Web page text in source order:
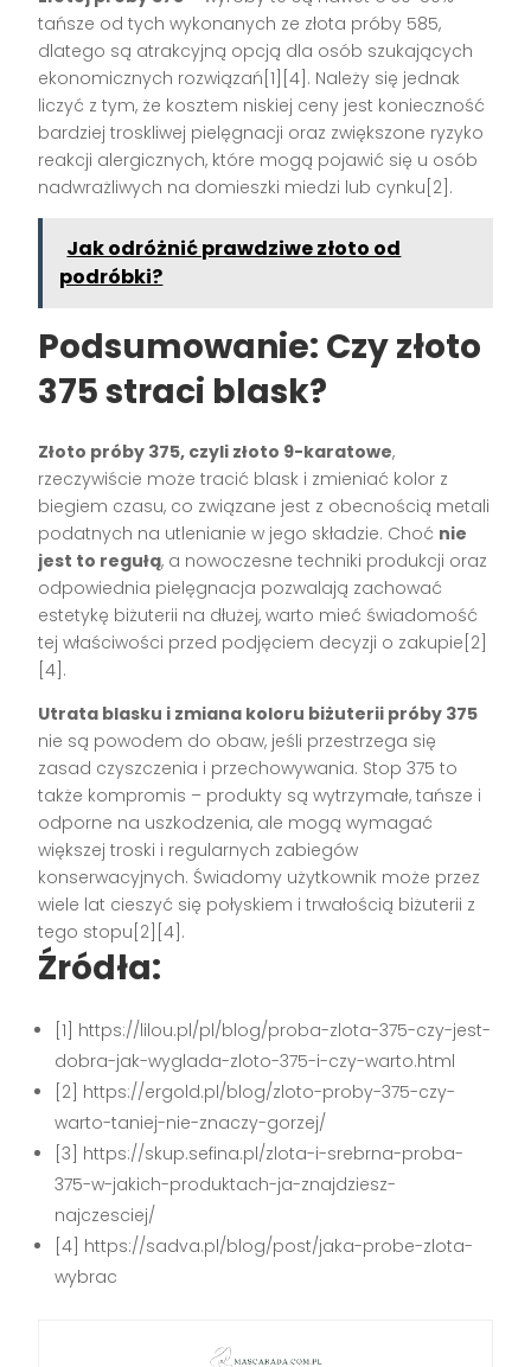
tańsze od tych wykonanych ze złota próby 585,
dlatego są atrakcyjną opcją dla osób szukających
ekonomicznych rozwiązań[1][4]. Należy się jednak
liczyć z tym, że kosztem niskiej ceny jest konieczność
bardziej troskliwej pielęgnacji oraz zwiększone ryzyko
reakcji alergicznych, które mogą pojawić się u osób
nadwrażliwych na domieszki miedzi lub cynku[2].
Jak odróżnić prawdziwe złoto od
podróbki?
Podsumowanie: Czy złoto
375 straci blask?
Złoto próby 375, czyli złoto 9-karatowe,
rzeczywiście może tracić blask i zmieniać kolor z
biegiem czasu, co związane jest z obecnością metali
podatnych na utlenianie w jego składzie. Choć nie
jest to regułą, a nowoczesne techniki produkcji oraz
odpowiednia pielęgnacja pozwalają zachować
estetykę biżuterii na dłużej, warto mieć świadomość
tej właściwości przed podjęciem decyzji o zakupie[2]
[4].
Utrata blasku i zmiana koloru biżuterii próby 375
nie są powodem do obaw, jeśli przestrzega się
zasad czyszczenia i przechowywania. Stop 375 to
także kompromis – produkty są wytrzymałe, tańsze i
odporne na uszkodzenia, ale mogą wymagać
większej troski i regularnych zabiegów
konserwacyjnych. Świadomy użytkownik może przez
wiele lat cieszyć się połyskiem i trwałością biżuterii z
tego stopu[2][4].
Źródła:
[1] https://lilou.pl/pl/blog/proba-zlota-375-czy-jest-
dobra-jak-wyglada-zloto-375-i-czy-warto.html
[2] https://ergold.pl/blog/zloto-proby-375-czy-
warto-taniej-nie-znaczy-gorzej/
[3] https://skup.sefina.pl/zlota-i-srebrna-proba-
375-w-jakich-produktach-ja-znajdziesz-
najczesciej/
[4] https://sadva.pl/blog/post/jaka-probe-zlota-
wybrac